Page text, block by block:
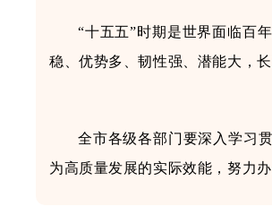
“十五五”时期是世界面临百
稳、优势多、韧性强、潜能大，
全市各级各部门要深 入学习
为高质量发展的实际效能， 努力